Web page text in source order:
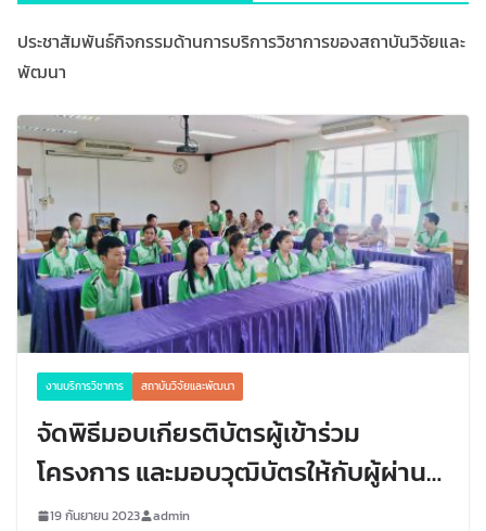
ประชาสัมพันธ์กิจกรรมด้านการบริการวิชาการของสถาบันวิจัยและ
พัฒนา
งานบริการวิชาการ สถาบันวิจัยและพัฒนา
จัดพิธีมอบเกียรติบัตรผู้เข้าร่วม
โครงการ และมอบวุฒิบัตรให้กับผู้ผ่าน
การฝึกอบรมหลักสูตรมัคคุเทศก์ท้อง
19 กันยายน 2023 admin